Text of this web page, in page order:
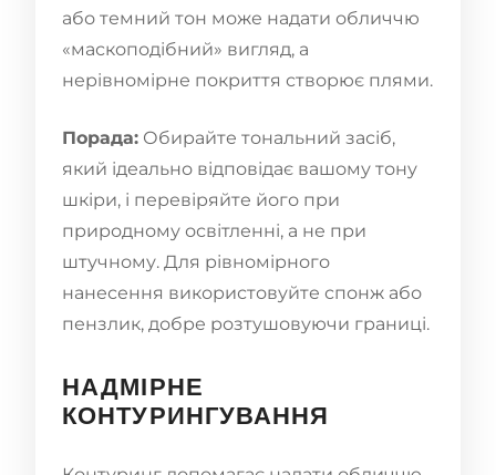
або темний тон може надати обличчю
«маскоподібний» вигляд, а
нерівномірне покриття створює плями.
Порада: Обирайте тональний засіб,
який ідеально відповідає вашому тону
шкіри, і перевіряйте його при
природному освітленні, а не при
штучному. Для рівномірного
нанесення використовуйте спонж або
пензлик, добре розтушовуючи границі.
НАДМІРНЕ
КОНТУРИНГУВАННЯ